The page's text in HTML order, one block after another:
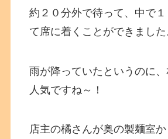
約２０分外で待って、中で
て席に着くことができました
雨が降っていたというのに
人気ですね～！
店主の橘さんが奥の製麺室